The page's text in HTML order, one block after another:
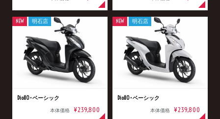
Dio110･ベーシック
本体価格 ¥239,800
NEW 明石店
Dio110･ベーシック
本体価格 ¥239,800
NEW 明石店